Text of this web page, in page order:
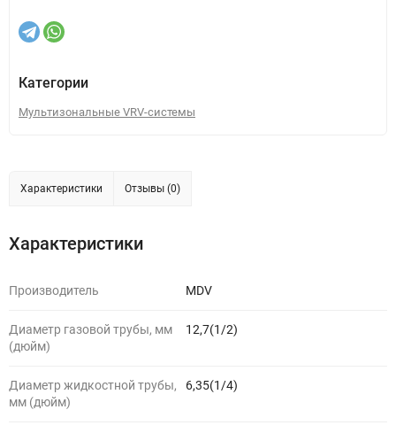
Категории
Мультизональные VRV-системы
Характеристики Отзывы (0)
Характеристики
Производитель MDV
Диаметр газовой трубы, мм
(дюйм)
12,7(1/2)
Диаметр жидкостной трубы,
мм (дюйм)
6,35(1/4)